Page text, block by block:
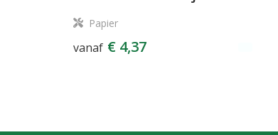
Papier
vanaf € 4,37